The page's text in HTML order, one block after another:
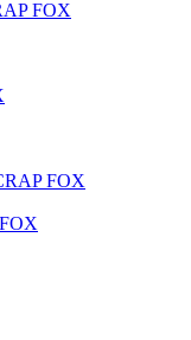
FOX
FOX